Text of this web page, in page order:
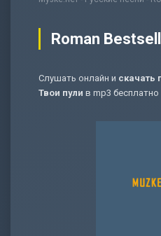
Roman
Слушать онлайн и скачать
Твои пули в mp3 бесплатно